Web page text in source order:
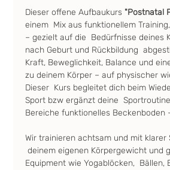
Dieser offene Aufbaukurs "Postnatal
einem  Mix aus funktionellem
– gezielt auf die  Bedürfnisse deines
nach Geburt und Rückbildung
Kraft, Beweglichkeit, Balance und
zu deinem Körper – auf physischer
Dieser  Kurs begleitet dich beim
Sport bzw ergänzt deine
Bereiche funktionelles Beckenboden
Wir trainieren achtsam und mit klarer
deinem eigenen Körpergewicht und
Equipment wie Yogablöcken,  Bällen,